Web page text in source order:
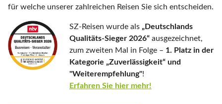
für welche unserer zahlreichen Reisen Sie sich entscheiden.
SZ-Reisen wurde als „Deutschlands
Qualitäts-Sieger 2026“ ausgezeichnet,
zum zweiten Mal in Folge – 1. Platz in der
Kategorie „Zuverlässigkeit“ und
"Weiterempfehlung"!
Erfahren Sie hier mehr!